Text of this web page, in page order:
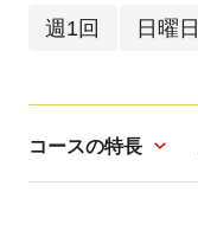
週1回 日曜日
コースの特長